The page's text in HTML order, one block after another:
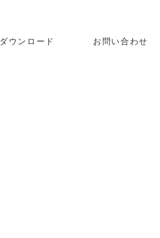
ダウンロード お問い合わせ